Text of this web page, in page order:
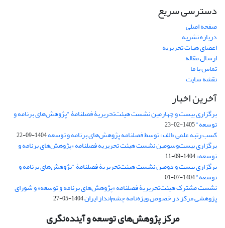
دسترسی سریع
صفحه اصلی
درباره نشریه
اعضای هیات تحریریه
ارسال مقاله
تماس با ما
نقشه سایت
آخرین اخبار
برگزاری بیست و چهارمین نشست هیئت‌تحریریۀ فصلنامۀ "پژوهش‌های برنامه و
توسعه"1405-02-23
کسب رتبه علمی «الف» توسط فصلنامه پژوهش‌های برنامه و توسعه1404-09-22
برگزاری بیست‌وسومین نشست هیئت‌ تحریریه فصلنامه «پژوهش‌های برنامه و
توسعه»1404-09-11
برگزاری بیست و دومین نشست هیئت‌تحریریۀ فصلنامۀ "پژوهش‌های برنامه و
توسعه"1404-07-01
نشست مشترک هیئت‌تحریریۀ فصلنامه «پژوهش‌های برنامه و توسعه» و شورای
پژوهشی مرکز در خصوص ویژه‌نامه چشم‌انداز ایران1404-05-27
مرکز پژوهش‌های توسعه و آینده‌نگری